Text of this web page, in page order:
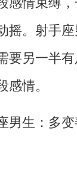
摇。射手
要另一半
情。
生：多变